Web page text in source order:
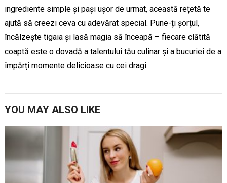
ingrediente simple și pași ușor de urmat, această rețetă te
ajută să creezi ceva cu adevărat special. Pune-ți șorțul,
încălzește tigaia și lasă magia să înceapă – fiecare clătită
coaptă este o dovadă a talentului tău culinar și a bucuriei de a
împărți momente delicioase cu cei dragi.
YOU MAY ALSO LIKE